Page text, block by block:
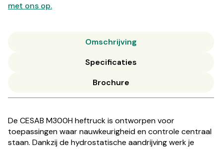
met ons op.
Omschrijving
Specificaties
Brochure
De CESAB M300H heftruck is ontworpen voor
toepassingen waar nauwkeurigheid en controle centraal
staan. Dankzij de hydrostatische aandrijving werk je